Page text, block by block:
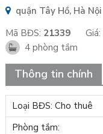
quận Tây Hồ, Hà Nội
Mã BĐS: 21339 Giá:
4 phòng tắm
Thông tin chính
Loại BĐS: Cho thuê
Phòng tắm: